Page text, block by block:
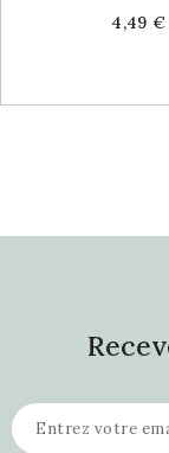
Price
4,49 €